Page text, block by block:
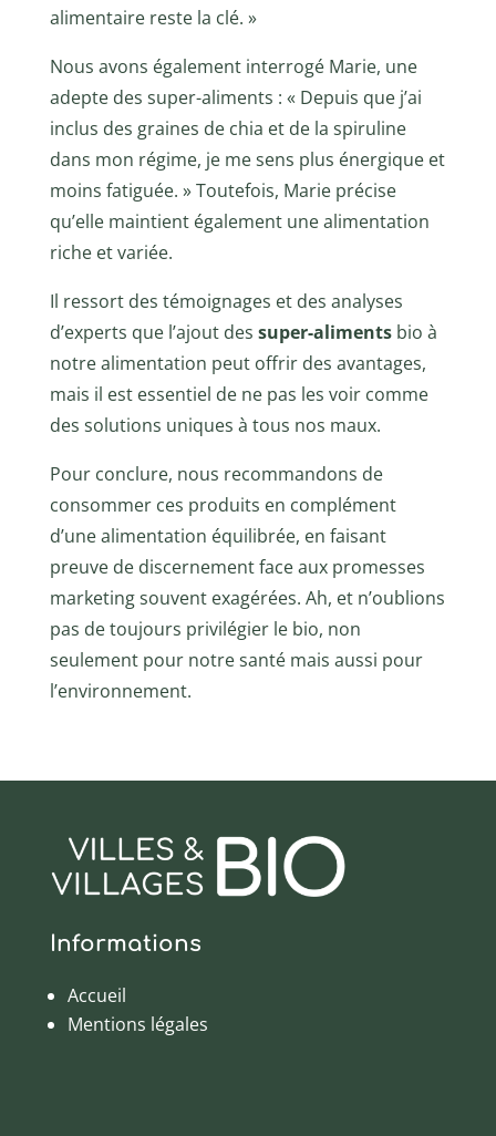
alimentaire reste la clé. »
Nous avons également interrogé Marie, une
adepte des super-aliments : « Depuis que j’ai
inclus des graines de chia et de la spiruline
dans mon régime, je me sens plus énergique et
moins fatiguée. » Toutefois, Marie précise
qu’elle maintient également une alimentation
riche et variée.
Il ressort des témoignages et des analyses
d’experts que l’ajout des super-alimentsbio à
notre alimentation peut offrir des avantages,
mais il est essentiel de ne pas les voir comme
des solutions uniques à tous nos maux.
Pour conclure, nous recommandons de
consommer ces produits en complément
d’une alimentation équilibrée, en faisant
preuve de discernement face aux promesses
marketing souvent exagérées. Ah, et n’oublions
pas de toujours privilégier le bio, non
seulement pour notre santé mais aussi pour
l’environnement.
Informations
Accueil
Mentions légales